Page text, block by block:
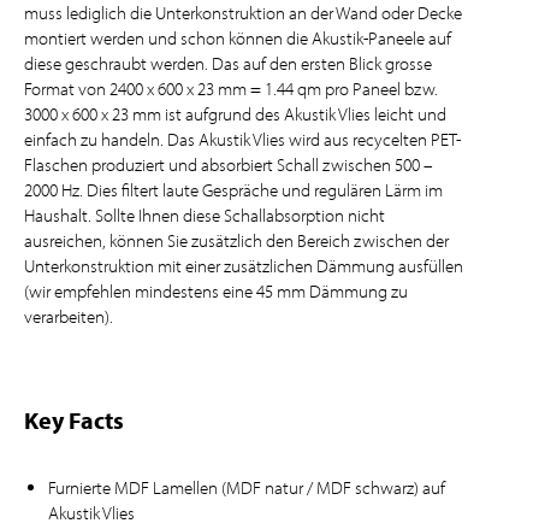
muss lediglich die Unterkonstruktion an der Wand oder Decke
montiert werden und schon können die Akustik-Paneele auf
diese geschraubt werden. Das auf den ersten Blick grosse
Format von 2400 x 600 x 23 mm = 1.44 qm pro Paneel bzw.
3000 x 600 x 23 mm ist aufgrund des Akustik Vlies leicht und
einfach zu handeln. Das Akustik Vlies wird aus recycelten PET-
Flaschen produziert und absorbiert Schall zwischen 500 –
2000 Hz. Dies filtert laute Gespräche und regulären Lärm im
Haushalt. Sollte Ihnen diese Schallabsorption nicht
ausreichen, können Sie zusätzlich den Bereich zwischen der
Unterkonstruktion mit einer zusätzlichen Dämmung ausfüllen
(wir empfehlen mindestens eine 45 mm Dämmung zu
verarbeiten).
Key Facts
Furnierte MDF Lamellen (MDF natur / MDF schwarz) auf
Akustik Vlies